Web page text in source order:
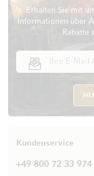
Erhalten Sie mit
Informationen über
Rabatte
Kundenservice
+49 800 72 33 974